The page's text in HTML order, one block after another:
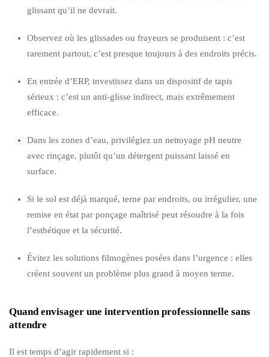
glissant qu’il ne devrait.
Observez où les glissades ou frayeurs se produisent : c’est
rarement partout, c’est presque toujours à des endroits précis.
En entrée d’ERP, investissez dans un dispositif de tapis
sérieux : c’est un anti-glisse indirect, mais extrêmement
efficace.
Dans les zones d’eau, privilégiez un nettoyage pH neutre
avec rinçage, plutôt qu’un détergent puissant laissé en
surface.
Si le sol est déjà marqué, terne par endroits, ou irrégulier, une
remise en état par ponçage maîtrisé peut résoudre à la fois
l’esthétique et la sécurité.
Évitez les solutions filmogènes posées dans l’urgence : elles
créent souvent un problème plus grand à moyen terme.
Quand envisager une intervention professionnelle sans
attendre
Il est temps d’agir rapidement si :